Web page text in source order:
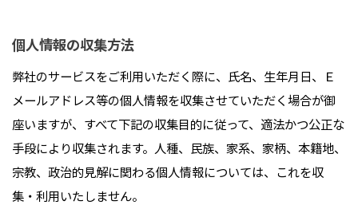
個人情報の収集方法
弊社のサービスをご利用いただく際に、氏名、生年月日、Ｅ
メールアドレス等の個人情報を収集させていただく場合が御
座いますが、すべて下記の収集目的に従って、適法かつ公正な
手段により収集されます。人種、民族、家系、家柄、本籍地、
宗教、政治的見解に関わる個人情報については、これを収
集・利用いたしません。